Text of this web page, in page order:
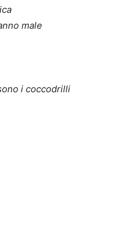
male
i coccodrilli